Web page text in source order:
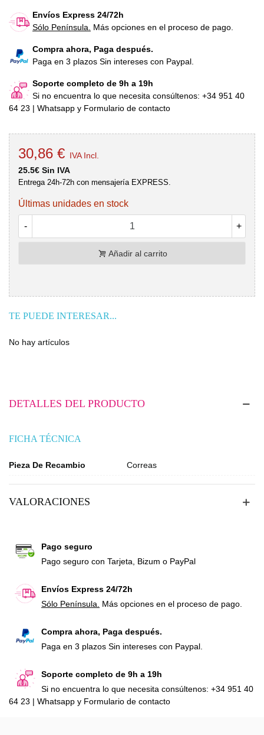
Envíos Express 24/72h
Sólo Península.
Más opciones en el proceso de pago.
Compra ahora, Paga después.
Paga en 3 plazos Sin intereses con Paypal.
Soporte completo de 9h a 19h
Si no encuentra lo que necesita consúltenos: +34 951 40
64 23 | Whatsapp y Formulario de contacto
30,86 € IVA Incl.
25.5€ Sin IVA
Entrega 24h-72h con mensajería EXPRESS.
Últimas unidades en stock
- +
Añadir al carrito
TE PUEDE INTERESAR...
No hay artículos
DETALLES DEL PRODUCTO
FICHA TÉCNICA
Pieza De Recambio Correas
VALORACIONES
Pago seguro
Pago seguro con Tarjeta, Bizum o PayPal
Envíos Express 24/72h
Sólo Península. Más opciones en el proceso de pago.
Compra ahora, Paga después.
Paga en 3 plazos Sin intereses con Paypal.
Soporte completo de 9h a 19h
Si no encuentra lo que necesita consúltenos: +34 951 40
64 23 | Whatsapp y Formulario de contacto